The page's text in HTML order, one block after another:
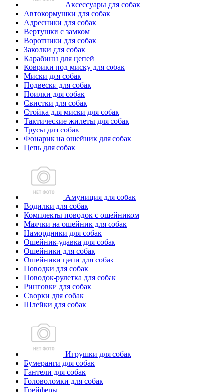
Аксессуары для собак
Автокормушки для собак
Адресники для собак
Вертушки с замком
Воротники для собак
Заколки для собак
Карабины для цепей
Коврики под миску для собак
Миски для собак
Подвески для собак
Поилки для собак
Свистки для собак
Стойка для миски для собак
Тактические жилеты для собак
Трусы для собак
Фонарик на ошейник для собак
Цепь для собак
Амуниция для собак
Водилки для собак
Комплекты поводок с ошейником
Маячки на ошейник для собак
Намордники для собак
Ошейник-удавка для собак
Ошейники для собак
Ошейники цепи для собак
Поводки для собак
Поводок-рулетка для собак
Ринговки для собак
Сворки для собак
Шлейки для собак
Игрушки для собак
Бумеранги для собак
Гантели для собак
Головоломки для собак
Грейферы